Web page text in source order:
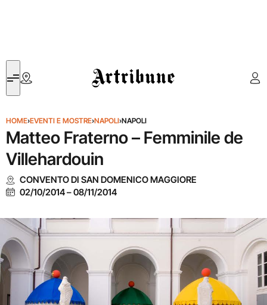
Artribune
HOME›EVENTI E MOSTRE›NAPOLI›NAPOLI
Matteo Fraterno – Femminile de
Villehardouin
CONVENTO DI SAN DOMENICO MAGGIORE
02/10/2014–08/11/2014